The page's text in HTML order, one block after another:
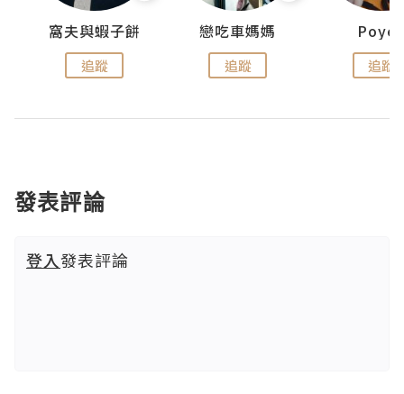
窩夫與蝦子餅
追蹤
戀吃車媽媽
追蹤 追蹤
發表評論
登入發表評論